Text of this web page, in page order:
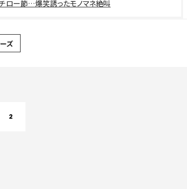
ロー節…爆笑誘ったモノマネ絶叫
ズ
2